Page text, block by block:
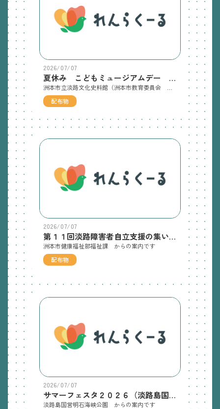
2026/07/07
夏休み こどもミュージアムデー のチラシ ※申込み開始曜日の訂正がありました
配布物
2026/07/07
第１１回淡路障害者自立支援の集い「ユニバーサルスポーツ交流体験会」 のチラシ
洲本市健康福祉部福祉課 からの案内です
配布物
2026/07/07
サマーフェスタ２０２６（淡路島国営明石海峡公園）のチラシ
淡路島国営明石海峡公園 からの案内です